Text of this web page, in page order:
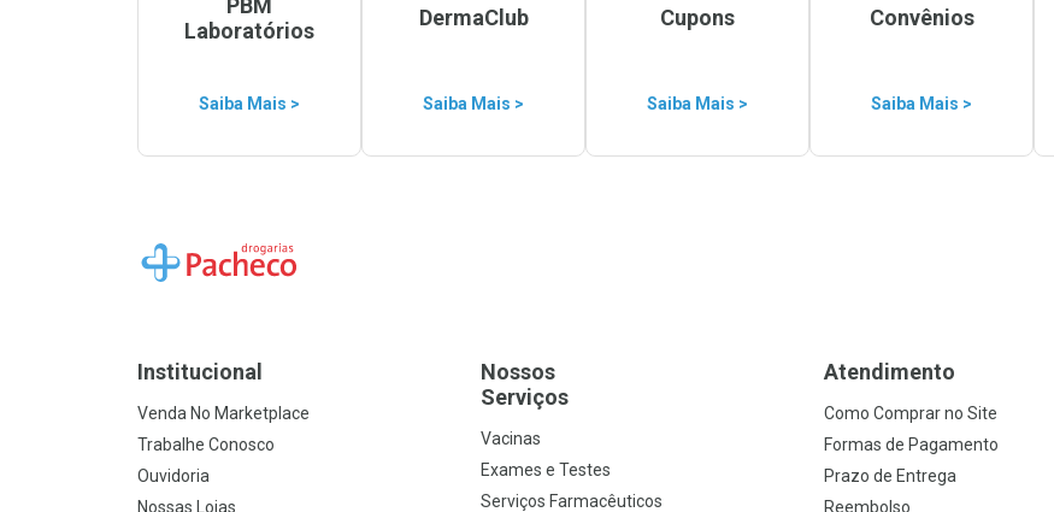
Laboratórios
Saiba Mais >
DermaClub
Saiba Mais >
Cupons
Saiba Mais >
Convênios
Saiba Mais >
Ir para a Home
Institucional
Venda No Marketplace
Trabalhe Conosco
Ouvidoria
Nossas Lojas
Nossos
Serviços
Vacinas
Exames e Testes
Serviços Farmacêuticos
Atendimento
Como Comprar no Site
Formas de Pagamento
Prazo de Entrega
Reembolso